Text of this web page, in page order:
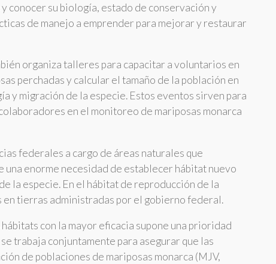
conocer su biología, estado de conservación y
de manejo a emprender para mejorar y restaurar
organiza talleres para capacitar a voluntarios en
perchadas y calcular el tamaño de la población en
y migración de la especie. Estos eventos sirven para
en el monitoreo de mariposas monarca
federales a cargo de áreas naturales que
enorme necesidad de establecer hábitat nuevo
la especie. En el hábitat de reproducción de la
tierras administradas por el gobierno federal.
con la mayor eficacia supone una prioridad
trabaja conjuntamente para asegurar que las
de poblaciones de mariposas monarca (MJV,